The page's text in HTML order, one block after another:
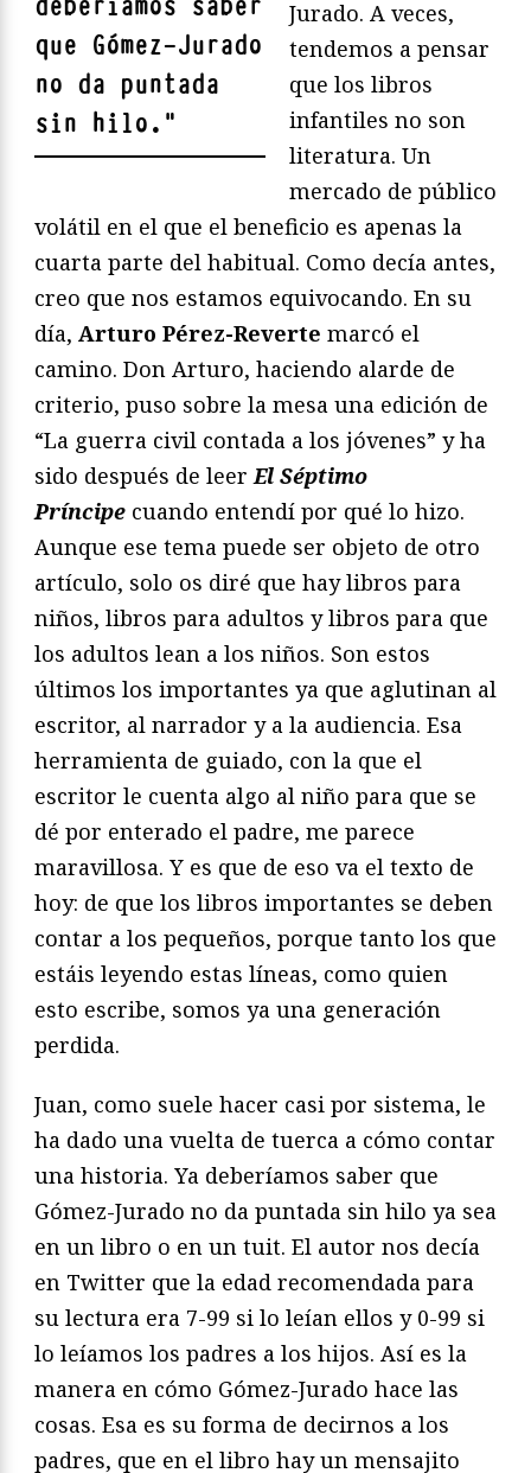
que Gómez-Jurado
no da puntada
sin hilo. "
Jurado. A veces,
tendemos a pensar
que los libros
infantiles no son
literatura. Un
mercado de público
volátil en el que el beneficio es apenas la
cuarta parte del habitual. Como decía antes,
creo que nos estamos equivocando. En su
día, Arturo Pérez-Reverte marcó el
camino. Don Arturo, haciendo alarde de
criterio, puso sobre la mesa una edición de
“La guerra civil contada a los jóvenes” y ha
sido después de leer El Séptimo
Príncipe cuando entendí por qué lo hizo.
Aunque ese tema puede ser objeto de otro
artículo, solo os diré que hay libros para
niños, libros para adultos y libros para que
los adultos lean a los niños. Son estos
últimos los importantes ya que aglutinan al
escritor, al narrador y a la audiencia. Esa
herramienta de guiado, con la que el
escritor le cuenta algo al niño para que se
dé por enterado el padre, me parece
maravillosa. Y es que de eso va el texto de
hoy: de que los libros importantes se deben
contar a los pequeños, porque tanto los que
estáis leyendo estas líneas, como quien
esto escribe, somos ya una generación
perdida.
Juan, como suele hacer casi por sistema, le
ha dado una vuelta de tuerca a cómo contar
una historia. Ya deberíamos saber que
Gómez-Jurado no da puntada sin hilo ya sea
en un libro o en un tuit. El autor nos decía
en Twitter que la edad recomendada para
su lectura era 7-99 si lo leían ellos y 0-99 si
lo leíamos los padres a los hijos. Así es la
manera en cómo Gómez-Jurado hace las
cosas. Esa es su forma de decirnos a los
padres, que en el libro hay un mensajito